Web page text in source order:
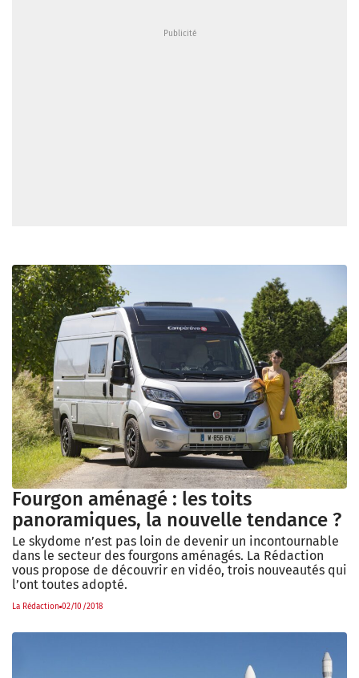
Fourgon aménagé : les toits
panoramiques, la nouvelle tendance ?
Le skydome n’est pas loin de devenir un incontournable
dans le secteur des fourgons aménagés. La Rédaction
vous propose de découvrir en vidéo, trois nouveautés qui
l’ont toutes adopté.
La Rédaction 02/10/2018